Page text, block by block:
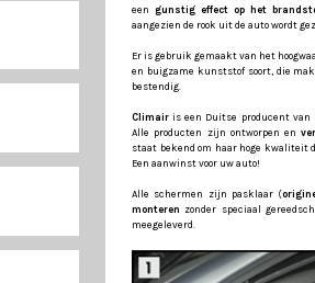
qashqai (suv) bj.
meest verkochte
uitstraling ook
luchtcirculatie
zonder airco
aangezien de rook
en buigzame
bestendig.